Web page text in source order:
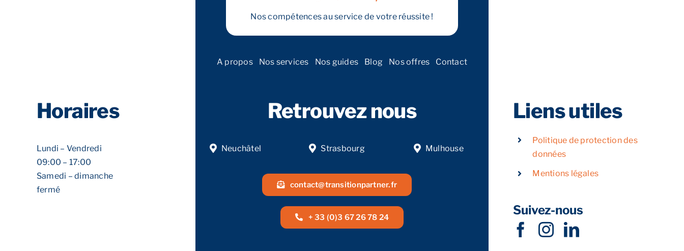
Nos compétences au service de votre réussite !
A propos Nos services Nos guides Blog Nos offres Contact
Horaires
Lundi – Vendredi
09:00 – 17:00
Samedi – dimanche
fermé
Retrouvez nous
Neuchâtel Strasbourg Mulhouse
contact@transitionpartner.fr
+ 33 (0)3 67 26 78 24
Liens utiles
Politique de protection des
données
Mentions légales
Suivez-nous